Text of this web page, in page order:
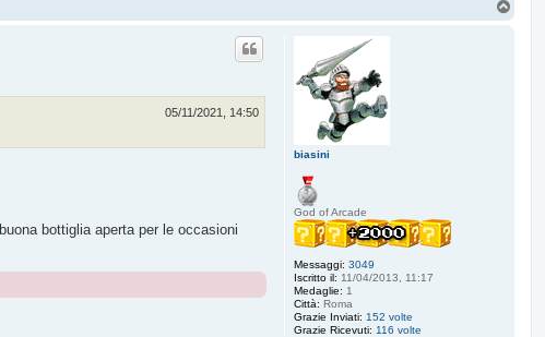
biasini
God of Arcade
Messaggi: 3049
Iscritto il: 11/04/2013, 11:17
Medaglie: 1
Città: Roma
Grazie Inviati: 152 volte
Grazie Ricevuti: 116 volte
05/11/2021, 14:50
bottiglia aperta per le occasioni